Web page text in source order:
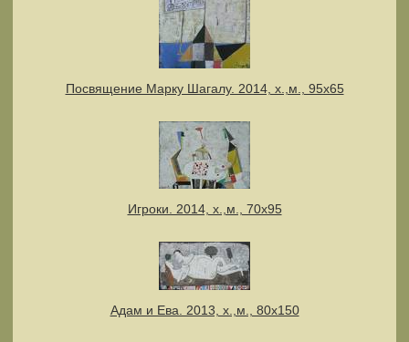
Посвящение Марку Шагалу. 2014, х.,м., 95х65
Игроки. 2014, х.,м., 70х95
Адам и Ева. 2013, х.,м., 80х150